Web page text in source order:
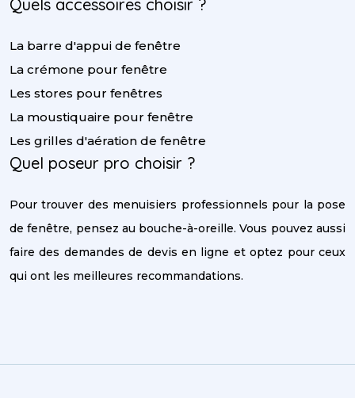
Quels accessoires choisir ?
La barre d'appui de fenêtre
La crémone pour fenêtre
Les stores pour fenêtres
La moustiquaire pour fenêtre
Les grilles d'aération de fenêtre
Quel poseur pro choisir ?
Pour trouver des menuisiers professionnels pour la pose
de fenêtre, pensez au bouche-à-oreille. Vous pouvez aussi
faire des demandes de devis en ligne et optez pour ceux
qui ont les meilleures recommandations.